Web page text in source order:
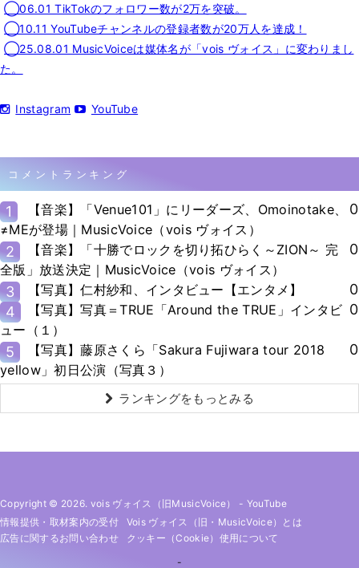
◯06.01 TikTokのフォロワー数が2万を突破。
◯10.11 YouTubeチャンネルの登録者数が20万人を達成！
◯25.08.01 MusicVoiceは媒体名が「vois ヴォイス」に変わりまし
た。
Instagram YouTube
コメントランキング
1
【音楽】「Venue101」にリーダーズ、Omoinotake、
≠MEが登場｜MusicVoice（vois ヴォイス）
0
2
【音楽】「十勝でロックを切り拓ひらく～ZION～ 完
全版」放送決定｜MusicVoice（vois ヴォイス）
0
3 【写真】仁村紗和、インタビュー【エンタメ】
0
4
【写真】写真＝TRUE「Around the TRUE」インタビ
ュー（１）
0
5
【写真】藤原さくら「Sakura Fujiwara tour 2018
yellow」初日公演（写真３）
0
ランキングをもっとみる
Copyright © 2026. vois ヴォイス（旧MusicVoice） - YouTube
情報提供・取材案内の受付
Vois ヴォイス（旧・MusicVoice）とは
広告に関するお問い合わせ
クッキー（cookie）使用について
-